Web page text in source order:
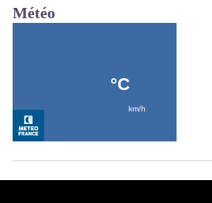
Météo